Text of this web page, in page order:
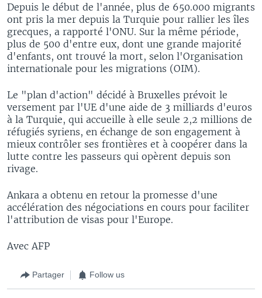
Depuis le début de l'année, plus de 650.000 migrants
ont pris la mer depuis la Turquie pour rallier les îles
grecques, a rapporté l'ONU. Sur la même période,
plus de 500 d'entre eux, dont une grande majorité
d'enfants, ont trouvé la mort, selon l'Organisation
internationale pour les migrations (OIM).
Le "plan d'action" décidé à Bruxelles prévoit le
versement par l'UE d'une aide de 3 milliards d'euros
à la Turquie, qui accueille à elle seule 2,2 millions de
réfugiés syriens, en échange de son engagement à
mieux contrôler ses frontières et à coopérer dans la
lutte contre les passeurs qui opèrent depuis son
rivage.
Ankara a obtenu en retour la promesse d'une
accélération des négociations en cours pour faciliter
l'attribution de visas pour l'Europe.
Avec AFP
Partager Follow us